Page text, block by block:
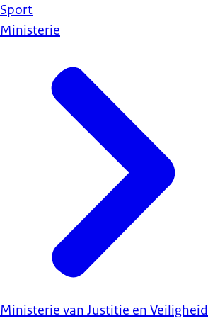
Sport
Ministerie
Ministerie van Justitie en Veiligheid